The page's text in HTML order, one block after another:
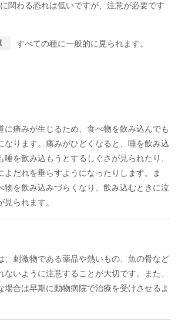
関わる恐れは低いですが、注意が必要です
すべての種に一般的に見られます。
に痛みが生じるため、食べ物を飲み込んでも
なります。痛みがひどくなると、唾を飲み込
唾を飲み込もうとするしぐさが見られたり、
よだれを垂らすようになったりします。ま
物を飲み込みづらくなり、飲み込むときに泣
られます。
、刺激物である薬品や熱いもの、魚の骨など
ないように注意することが大切です。また、
場合は早期に動物病院で治療を受けさせるよ